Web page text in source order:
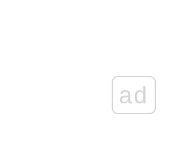
ad